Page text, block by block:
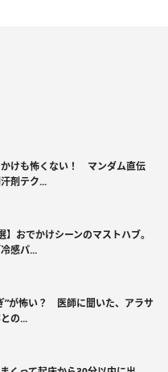
けも怖くない！ マンダム直伝
剤テク...
】おでかけシーンのマストハブ。
感パ...
”が怖い？ 医師に聞いた、アラサ
の...